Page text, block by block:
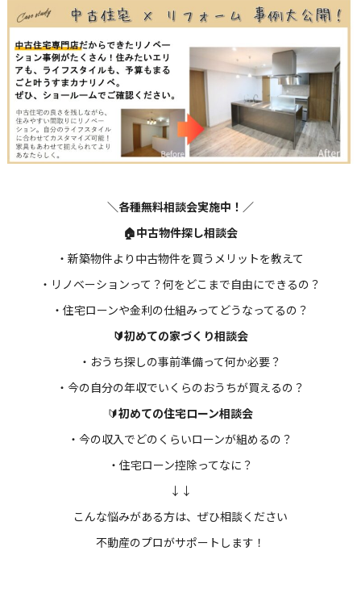
＼各種無料相談会実施中！／
🏠中古物件探し相談会
・新築物件より中古物件を買うメリットを教えて
・リノベーションって？何をどこまで自由にできるの？
・住宅ローンや金利の仕組みってどうなってるの？
🔰初めての家づくり相談会
・おうち探しの事前準備って何か必要？
・今の自分の年収でいくらのおうちが買えるの？
🔰初めての住宅ローン相談会
・今の収入でどのくらいローンが組めるの？
・住宅ローン控除ってなに？
↓↓
こんな悩みがある方は、ぜひ相談ください
不動産のプロがサポートします！